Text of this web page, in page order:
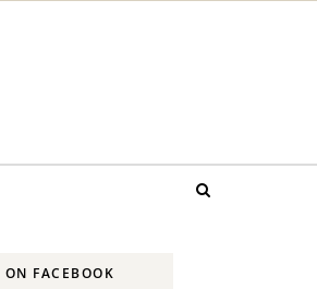
FACEBOOK